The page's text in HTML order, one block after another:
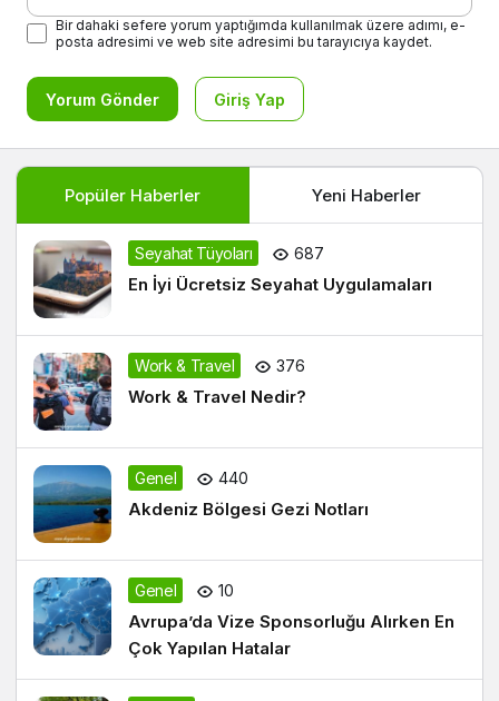
Bir dahaki sefere yorum yaptığımda kullanılmak üzere adımı, e-
posta adresimi ve web site adresimi bu tarayıcıya kaydet.
Yorum Gönder Giriş Yap
Popüler Haberler Yeni Haberler
Seyahat Tüyoları 687
En İyi Ücretsiz Seyahat Uygulamaları
Work & Travel 376
Work & Travel Nedir?
Genel 440
Akdeniz Bölgesi Gezi Notları
Genel 10
Avrupa’da Vize Sponsorluğu Alırken En
Çok Yapılan Hatalar